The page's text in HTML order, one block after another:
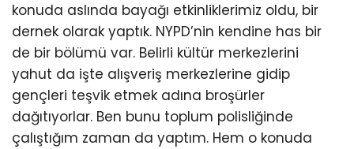
konuda aslında bayağı etkinliklerimiz oldu, bir
dernek olarak yaptık. NYPD’nin kendine has bir
de bir bölümü var. Belirli kültür merkezlerini
yahut da işte alışveriş merkezlerine gidip
gençleri teşvik etmek adına broşürler
dağıtıyorlar. Ben bunu toplum polisliğinde
çalıştığım zaman da yaptım. Hem o konuda